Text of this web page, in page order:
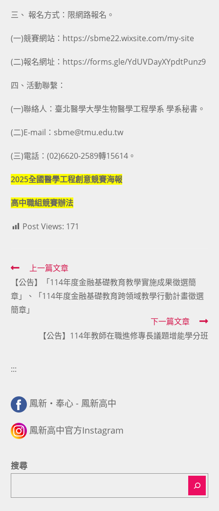
三、 報名方式：限網路報名。
(一)競賽網站：https://sbme22.wixsite.com/my-site
(二)報名網址：https://forms.gle/YdUVDayXYpdtPunz9
四、活動聯繫：
(一)聯絡人：臺北醫學大學生物醫學工程學系 學系秘書。
(二)E-mail：sbme@tmu.edu.tw
(三)電話：(02)6620-2589轉15614。
2025全國醫學工程創意競賽海報
高中職組競賽辦法
Post Views: 171
Read
more
articles
上一篇文章
【公告】「114年度金融基礎教育教學實施成果徵選簡
章」、「114年度金融基礎教育跨領域教學行動計畫徵選
簡章」
下一篇文章
【公告】114年教師在職進修專長議題增能學分班
:::
鳳新・奉心 - 鳳新高中
鳳新高中官方Instagram
搜尋